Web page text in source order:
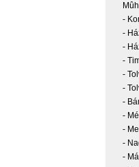
-
-
-
-
-
-
-
-
-
-
-